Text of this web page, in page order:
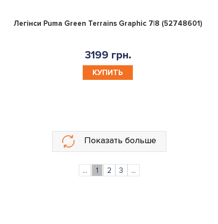
0
Легінси Puma Green Terrains Graphic 7|8 (52748601)
3199 грн.
КУПИТЬ
Показать больше
... 1 2 3 ...